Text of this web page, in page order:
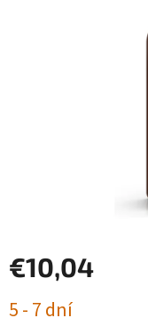
€10,04
cena:
5 - 7 dní